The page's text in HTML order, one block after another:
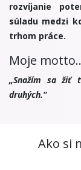
rozvíjanie
súladu medzi
trhom práce.
Moje
„Snažím sa žiť
druhých.“
Ako si